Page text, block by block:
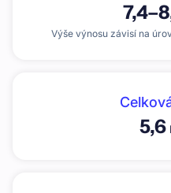
7,4–
Výše výnosu závisí na
5,6